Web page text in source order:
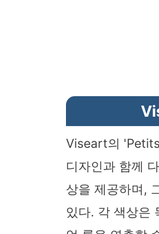
Viseart의
디자인과 함께
상을 제공하며,
있다. 각 색상은